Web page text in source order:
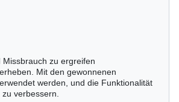
zu ergreifen
Mit den gewonnenen
werden, und die Funktionalität
verbessern.